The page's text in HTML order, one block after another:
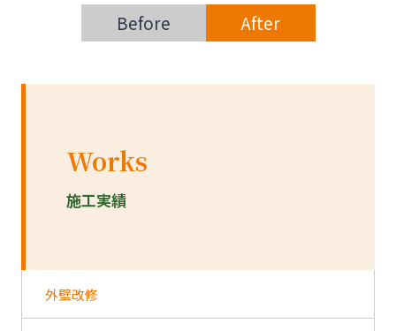
Before After
Works
施工実績
外壁改修